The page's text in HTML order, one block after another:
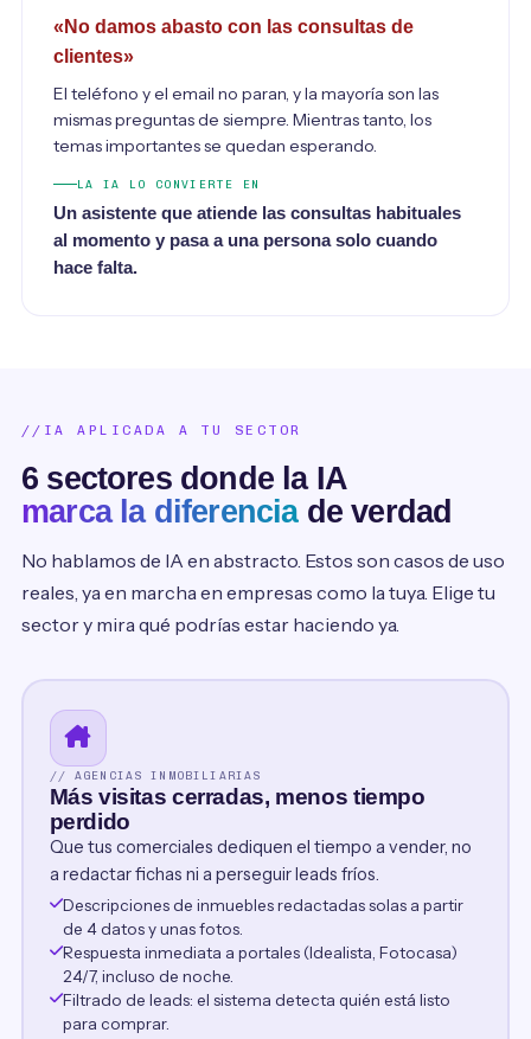
«No damos abasto con las consultas de
clientes»
El teléfono y el email no paran, y la mayoría son las
mismas preguntas de siempre. Mientras tanto, los
temas importantes se quedan esperando.
LA IA LO CONVIERTE EN
Un asistente que atiende las consultas habituales
al momento y pasa a una persona solo cuando
hace falta.
IA APLICADA A TU SECTOR
6 sectores donde la IA
marca la diferenciade verdad
No hablamos de IA en abstracto. Estos son casos de uso
reales, ya en marcha en empresas como la tuya. Elige tu
sector y mira qué podrías estar haciendo ya.
// AGENCIAS INMOBILIARIAS
Más visitas cerradas, menos tiempo
perdido
Que tus comerciales dediquen el tiempo a vender, no
a redactar fichas ni a perseguir leads fríos.
Descripciones de inmuebles redactadas solas a partir
de 4 datos y unas fotos.
Respuesta inmediata a portales (Idealista, Fotocasa)
24/7, incluso de noche.
Filtrado de leads: el sistema detecta quién está listo
para comprar.